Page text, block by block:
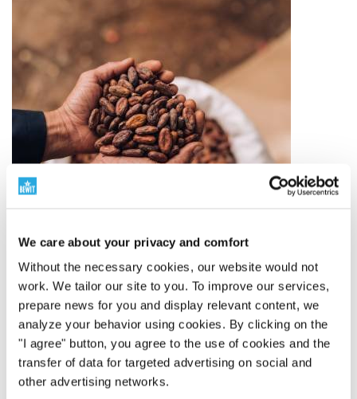
We care about your privacy and comfort
Without the necessary cookies, our website would not
work. We tailor our site to you. To improve our services,
prepare news for you and display relevant content, we
analyze your behavior using cookies. By clicking on the
"I agree" button, you agree to the use of cookies and the
transfer of data for targeted advertising on social and
other advertising networks.
Ingredientes de calidad
Desde el origen hasta el producto terminado